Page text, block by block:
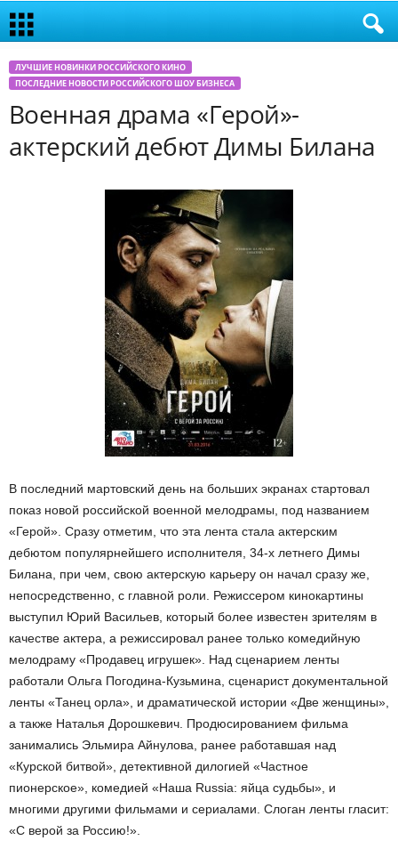
ЛУЧШИЕ НОВИНКИ РОССИЙСКОГО КИНО
ПОСЛЕДНИЕ НОВОСТИ РОССИЙСКОГО ШОУ БИЗНЕСА
Военная драма «Герой»-
актерский дебют Димы Билана
В последний мартовский день на больших экранах стартовал
показ новой российской военной мелодрамы, под названием
«Герой». Сразу отметим, что эта лента стала актерским
дебютом популярнейшего исполнителя, 34-х летнего Димы
Билана, при чем, свою актерскую карьеру он начал сразу же,
непосредственно, с главной роли. Режиссером кинокартины
выступил Юрий Васильев, который более известен зрителям в
качестве актера, а режиссировал ранее только комедийную
мелодраму «Продавец игрушек». Над сценарием ленты
работали Ольга Погодина-Кузьмина, сценарист документальной
ленты «Танец орла», и драматической истории «Две женщины»,
а также Наталья Дорошкевич. Продюсированием фильма
занимались Эльмира Айнулова, ранее работавшая над
«Курской битвой», детективной дилогией «Частное
пионерское», комедией «Наша Russia: яйца судьбы», и
многими другими фильмами и сериалами. Слоган ленты гласит:
«С верой за Россию!».